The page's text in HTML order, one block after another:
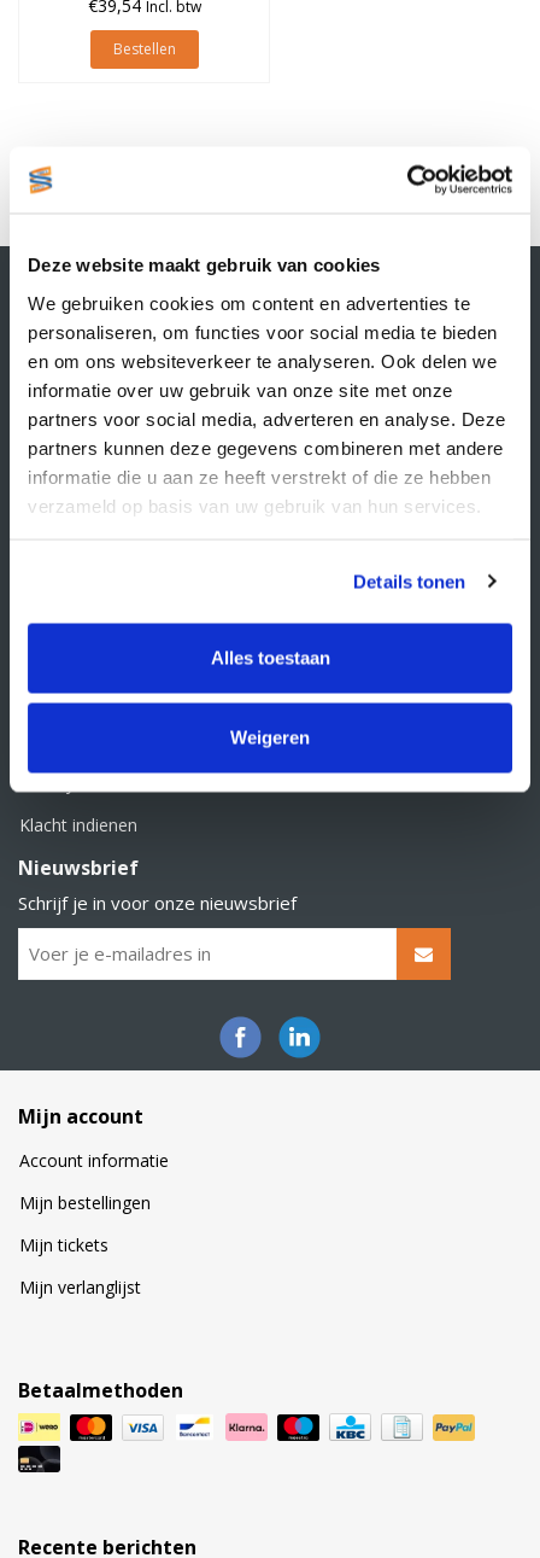
Deze website maakt gebruik van cookies
We gebruiken cookies om content en advertenties te
personaliseren, om functies voor social media te bieden
en om ons websiteverkeer te analyseren. Ook delen we
informatie over uw gebruik van onze site met onze
partners voor social media, adverteren en analyse. Deze
partners kunnen deze gegevens combineren met andere
informatie die u aan ze heeft verstrekt of die ze hebben
verzameld op basis van uw gebruik van hun services.
Details tonen
Alles toestaan
Weigeren
€39,54 Incl. btw
Bestellen
1
Contactgegevens
Supply Service B.V.
Nijverheidsstraat 25-K
3861 RJ Nijkerk
info@supplyservice.nl
+31 33 468 13 42
KvK nummer: 66384737
Retourbeleid
Klacht indienen
Nieuwsbrief
Schrijf je in voor onze nieuwsbrief
Mijn account
Account informatie
Mijn bestellingen
Mijn tickets
Mijn verlanglijst
Betaalmethoden
Recente berichten